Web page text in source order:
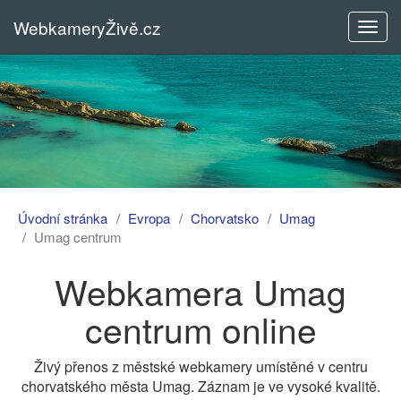
menu
WebkameryŽivě.cz
Úvodní stránka Evropa Chorvatsko
Umag
Umag centrum
Webkamera Umag
centrum online
Živý přenos z městské webkamery umístěné v centru
chorvatského města Umag. Záznam je ve vysoké kvalitě.